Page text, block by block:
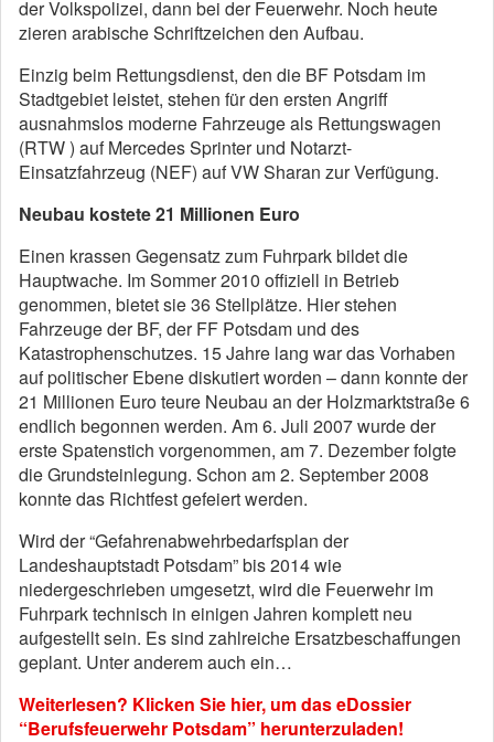
der Volkspolizei, dann bei der Feuerwehr. Noch heute
zieren arabische Schriftzeichen den Aufbau.
Einzig beim Rettungsdienst, den die BF Potsdam im
Stadtgebiet leistet, stehen für den ersten Angriff
ausnahmslos moderne Fahrzeuge als Rettungswagen
(RTW ) auf Mercedes Sprinter und Notarzt-
Einsatzfahrzeug (NEF) auf VW Sharan zur Verfügung.
Neubau kostete 21 Millionen Euro
Einen krassen Gegensatz zum Fuhrpark bildet die
Hauptwache. Im Sommer 2010 offiziell in Betrieb
genommen, bietet sie 36 Stellplätze. Hier stehen
Fahrzeuge der BF, der FF Potsdam und des
Katastrophenschutzes. 15 Jahre lang war das Vorhaben
auf politischer Ebene diskutiert worden – dann konnte der
21 Millionen Euro teure Neubau an der Holzmarktstraße 6
endlich begonnen werden. Am 6. Juli 2007 wurde der
erste Spatenstich vorgenommen, am 7. Dezember folgte
die Grundsteinlegung. Schon am 2. September 2008
konnte das Richtfest gefeiert werden.
Wird der “Gefahrenabwehrbedarfsplan der
Landeshauptstadt Potsdam” bis 2014 wie
niedergeschrieben umgesetzt, wird die Feuerwehr im
Fuhrpark technisch in einigen Jahren komplett neu
aufgestellt sein. Es sind zahlreiche Ersatzbeschaffungen
geplant. Unter anderem auch ein…
Weiterlesen? Klicken Sie hier, um das eDossier
“Berufsfeuerwehr Potsdam” herunterzuladen!